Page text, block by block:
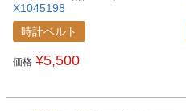
X1045198
時計ベルト
価格 ¥5,500